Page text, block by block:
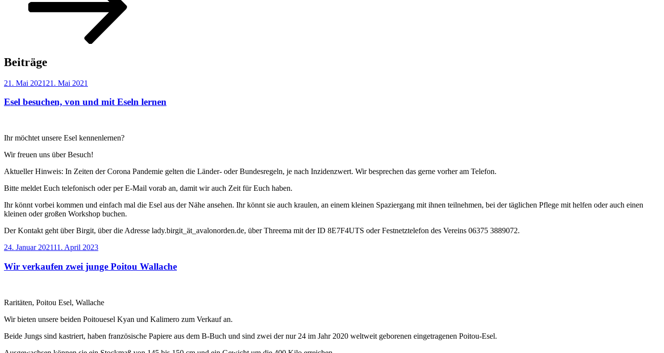
Beiträge
Veröffentlicht
21. Mai 2021 21. Mai 2021
Esel besuchen, von und mit Eseln lernen
Ihr möchtet unsere Esel kennenlernen?
Wir freuen uns über Besuch!
Aktueller Hinweis: In Zeiten der Corona Pandemie gelten die Länder- oder Bundesregeln, je nach Inzidenzwert. Wir besprechen das gerne vorher am Telefon.
Bitte meldet Euch telefonisch oder per E-Mail vorab an, damit wir auch Zeit für Euch haben.
Ihr könnt vorbei kommen und einfach mal die Esel aus der Nähe ansehen. Ihr könnt sie auch kraulen, an einem kleinen Spaziergang mit ihnen teilnehmen, bei der täglichen Pflege mit helfen oder auch einen
kleinen oder großen Workshop buchen.
Der Kontakt geht über Birgit, über die Adresse lady.birgit_ät_avalonorden.de, über Threema mit der ID 8E7F4UTS oder Festnetztelefon des Vereins 06375 3889072.
Veröffentlicht
24. Januar 202111. April 2023
Wir verkaufen zwei junge Poitou Wallache
Raritäten, Poitou Esel, Wallache
Wir bieten unsere beiden Poitouesel Kyan und Kalimero zum Verkauf an.
Beide Jungs sind kastriert, haben französische Papiere aus dem B-Buch und sind zwei der nur 24 im Jahr 2020 weltweit geborenen eingetragenen Poitou-Esel.